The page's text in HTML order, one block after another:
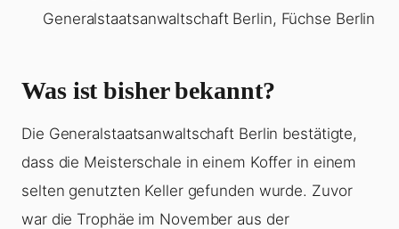
Generalstaatsanwaltschaft Berlin, Füchse Berlin
Was ist bisher bekannt?
Die Generalstaatsanwaltschaft Berlin bestätigte,
dass die Meisterschale in einem Koffer in einem
selten genutzten Keller gefunden wurde. Zuvor
war die Trophäe im November aus der